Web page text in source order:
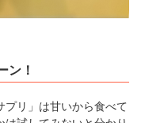
ン！
プリ」は甘いから食べて
済みの方